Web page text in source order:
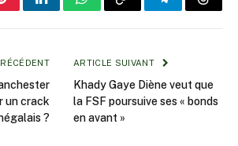
PinterestLinkedInWhatsApp
Copy
Telegram
un crack
?
ARTICLE SUIVANT
Khady Gaye Diène veut que
la FSF poursuive ses « bonds
en avant »